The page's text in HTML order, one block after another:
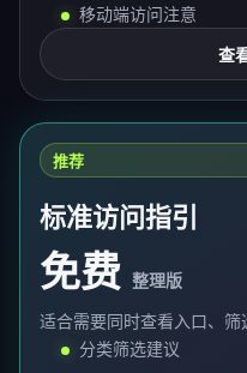
移动端访问注意
查
推荐
标准访问指引
免费 整理版
适合需要同时查看入口、筛
分类筛选建议